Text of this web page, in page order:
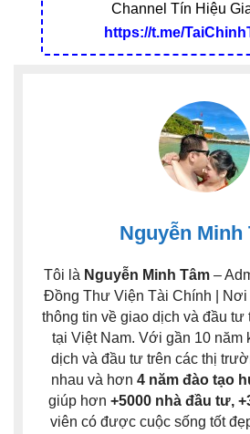
Channel Tín Hiệu
https://t.me/
Nguyễn Minh
Tôi là Nguyễn Minh Tâm–
Đồng Thư Viện Tài Chính | Nơi
thông tin về giao dịch và đầu tư
tại Việt Nam. Với gần 10 năm
dịch và đầu tư trên các thị
nhau và hơn 4 năm đào tạo
giúp hơn +5000 nhà đầu tư,
viên có được cuộc sống tốt